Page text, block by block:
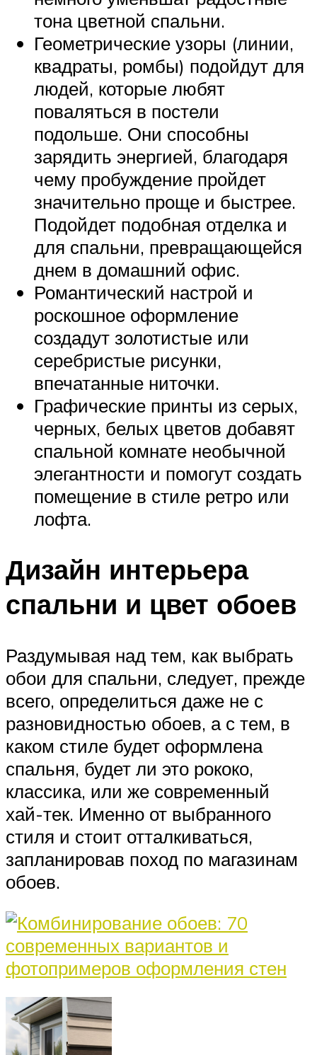
тона цветной спальни.
Геометрические узоры (линии,
квадраты, ромбы) подойдут для
людей, которые любят
поваляться в постели
подольше. Они способны
зарядить энергией, благодаря
чему пробуждение пройдет
значительно проще и быстрее.
Подойдет подобная отделка и
для спальни, превращающейся
днем в домашний офис.
Романтический настрой и
роскошное оформление
создадут золотистые или
серебристые рисунки,
впечатанные ниточки.
Графические принты из серых,
черных, белых цветов добавят
спальной комнате необычной
элегантности и помогут создать
помещение в стиле ретро или
лофта.
Дизайн интерьера
спальни и цвет обоев
Раздумывая над тем, как выбрать
обои для спальни, следует, прежде
всего, определиться даже не с
разновидностью обоев, а с тем, в
каком стиле будет оформлена
спальня, будет ли это рококо,
классика, или же современный
хай-тек. Именно от выбранного
стиля и стоит отталкиваться,
запланировав поход по магазинам
обоев.